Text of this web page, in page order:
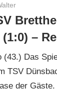
–
(43.) Das
TSV
der